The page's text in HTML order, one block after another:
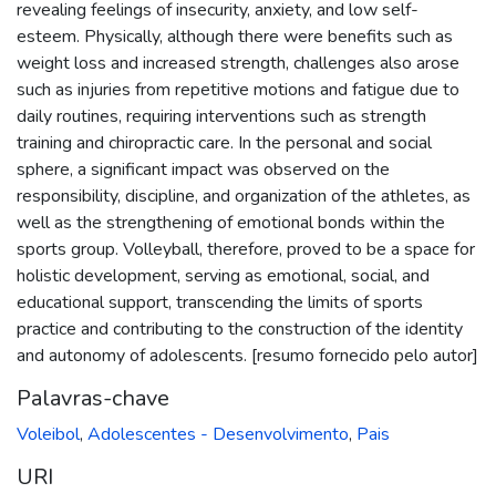
revealing feelings of insecurity, anxiety, and low self-
esteem. Physically, although there were benefits such as
weight loss and increased strength, challenges also arose
such as injuries from repetitive motions and fatigue due to
daily routines, requiring interventions such as strength
training and chiropractic care. In the personal and social
sphere, a significant impact was observed on the
responsibility, discipline, and organization of the athletes, as
well as the strengthening of emotional bonds within the
sports group. Volleyball, therefore, proved to be a space for
holistic development, serving as emotional, social, and
educational support, transcending the limits of sports
practice and contributing to the construction of the identity
and autonomy of adolescents. [resumo fornecido pelo autor]
Palavras-chave
Voleibol, Adolescentes - Desenvolvimento, Pais
URI